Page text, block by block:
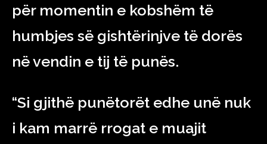
për momentin e kobshëm të
humbjes së gishtërinjve të dorës
në vendin e tij të punës.
“Si gjithë punëtorët edhe unë nuk
i kam marrë rrogat e muajit